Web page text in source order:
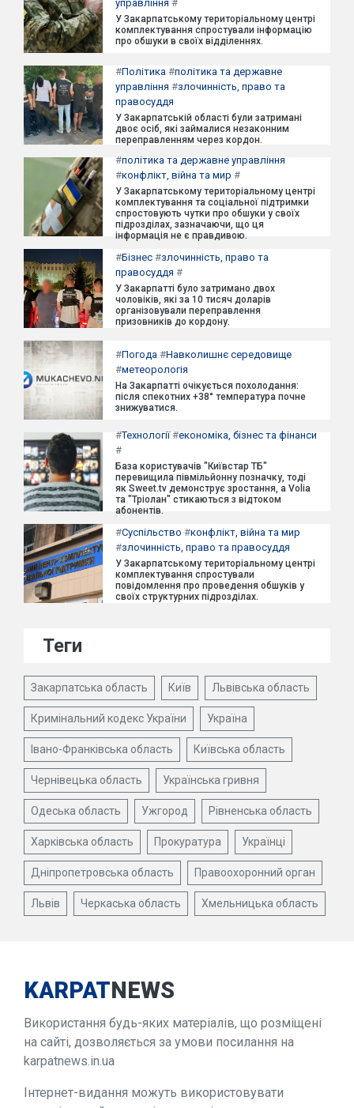
управління #
У Закарпатському територіальному центрі
комплектування спростували інформацію
про обшуки в своїх відділеннях.
#Політика #політика та державне
управління #злочинність, право та
правосуддя
У Закарпатській області були затримані
двоє осіб, які займалися незаконним
переправленням через кордон.
#політика та державне управління
#конфлікт, війна та мир #
У Закарпатському територіальному центрі
комплектування та соціальної підтримки
спростовують чутки про обшуки у своїх
підрозділах, зазначаючи, що ця
інформація не є правдивою.
#Бізнес #злочинність, право та
правосуддя #
У Закарпатті було затримано двох
чоловіків, які за 10 тисяч доларів
організовували переправлення
призовників до кордону.
#Погода #Навколишнє середовище
#метеорологія
На Закарпатті очікується похолодання:
після спекотних +38° температура почне
знижуватися.
#Технології#економіка, бізнес та фінанси
#
База користувачів "Київстар ТБ"
перевищила півмільйонну позначку, тоді
як Sweet.tv демонструє зростання, а Volia
та "Тріолан" стикаються з відтоком
абонентів.
#Суспільство #конфлікт, війна та мир
#злочинність, право та правосуддя
У Закарпатському територіальному центрі
комплектування спростували
повідомлення про проведення обшуків у
своїх структурних підрозділах.
Теги
Закарпатська область Київ Львівська область
Кримінальний кодекс України Україна
Івано-Франківська область Київська область
Чернівецька область Українська гривня
Одеська область Ужгород Рівненська область
Харківська область Прокуратура Українці
Дніпропетровська область Правоохоронний орган
Львів Черкаська область Хмельницька область
KARPATNEWS
Використання будь-яких матеріалів, що розміщені
на сайті, дозволяється за умови посилання на
karpatnews.in.ua
Інтернет-видання можуть використовувати